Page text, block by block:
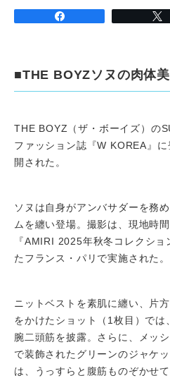
■THE BOYZソヌの肉体美
THE BOYZ（ザ・ボーイズ）の
ファッション誌『W KOREA』
開された。
ソヌは自身がアンバサダーを務
ムを纏い登場。撮影は、現地時
『AMIRI 2025年秋冬コレクシ
たフランス・パリで実施された。
ニットベストを素肌に纏い、片
をかけたショット（1枚目）では
腕二頭筋を披露。さらに、メッ
で装飾されたグリーンのジャケ
は、うっすらと腹筋ものぞかせ